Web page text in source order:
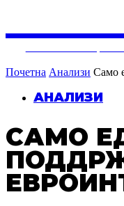
Почетна Анализи Само
АНАЛИЗИ
САМО